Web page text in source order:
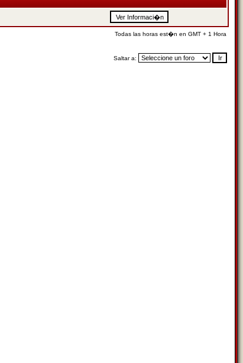
Todas las horas est�n en GMT + 1 Hora
Saltar a: